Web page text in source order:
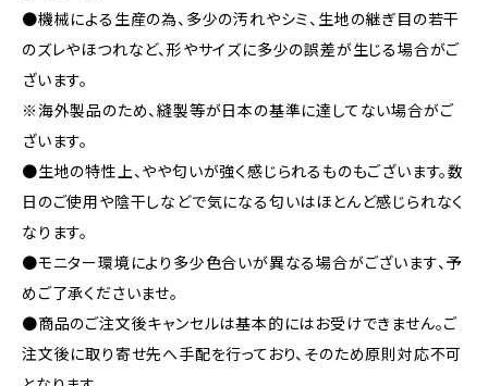
●機械による生産の為、多少の汚れやシミ、生地の継ぎ目の若干
のズレやほつれなど、形やサイズに多少の誤差が生じる場合がご
ざいます。
※海外製品のため、縫製等が日本の基準に達してない場合がご
ざいます。
●生地の特性上、やや匂いが強く感じられるものもございます。数
日のご使用や陰干しなどで気になる匂いはほとんど感じられなく
なります。
●モニター環境により多少色合いが異なる場合がございます、予
めご了承くださいませ。
●商品のご注文後キャンセルは基本的にはお受けできません。ご
注文後に取り寄せ先へ手配を行っており、そのため原則対応不可